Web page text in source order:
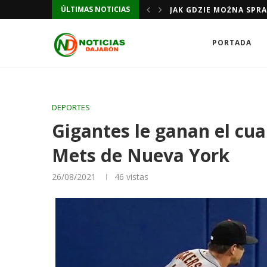
ÚLTIMAS NOTICIAS
JAK GDZIE MOŻNA
PORTADA
DEPORTES
Gigantes le ganan el
Mets de Nueva York
26/08/2021 46 vistas